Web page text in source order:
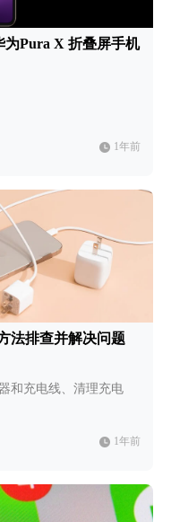
Pura X 折叠屏手机
1年前
法排查并解决问题
和充电线、清理充电
1年前